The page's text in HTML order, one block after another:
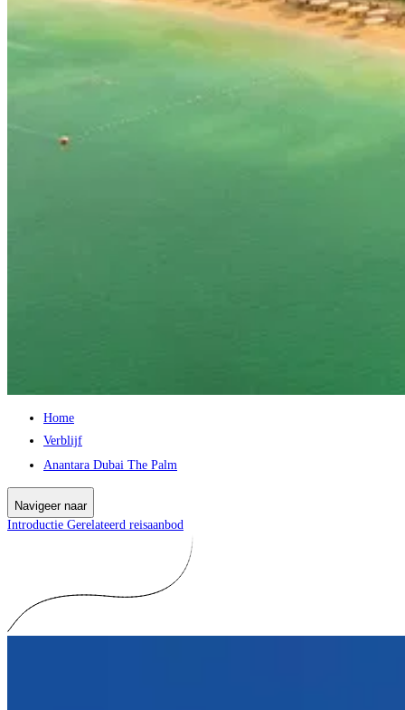
Home
Verblijf
Anantara Dubai The Palm
Navigeer naar
Introductie Gerelateerd reisaanbod